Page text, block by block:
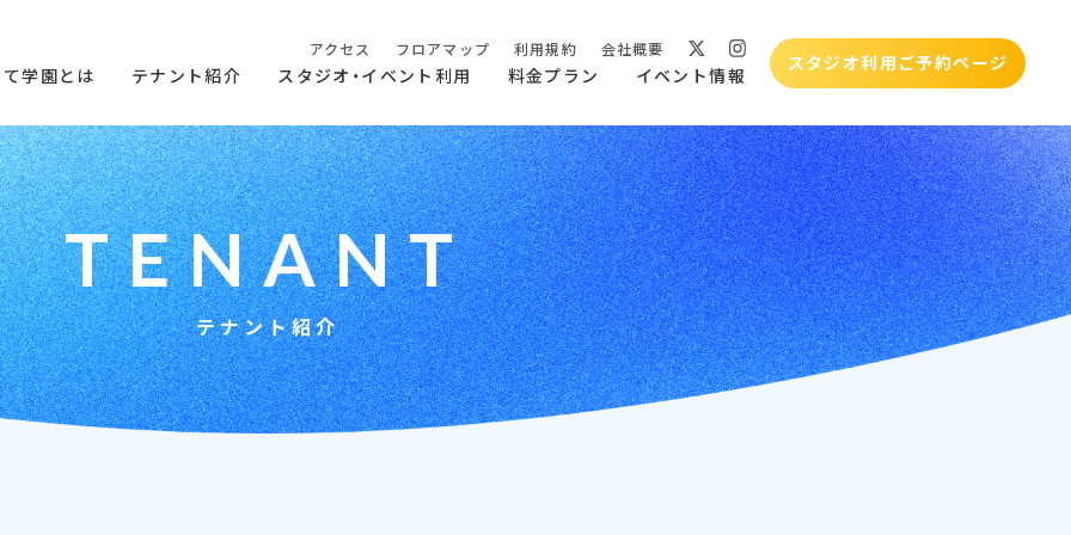
アクセス フロアマップ 利用規約 会社概要
学園とは テナント紹介 スタジオ・イベント利用 料金プラン イベント情報
スタジオ利用ご予約ページ
TENANT
テナント紹介